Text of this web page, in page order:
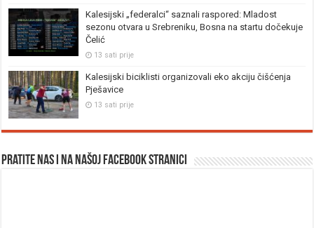
Kalesijski „federalci“ saznali raspored: Mladost
sezonu otvara u Srebreniku, Bosna na startu dočekuje
Čelić
13 sati prije
Kalesijski biciklisti organizovali eko akciju čišćenja
Pješavice
13 sati prije
Pratite nas i na našoj facebook stranici